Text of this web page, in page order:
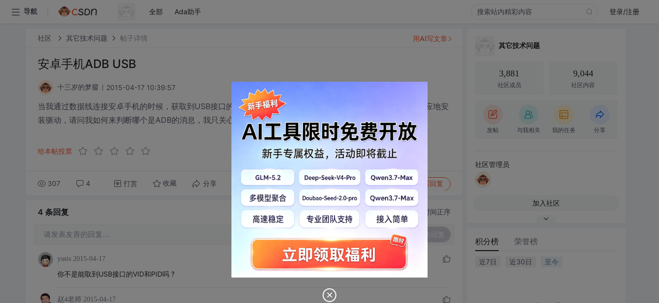
导航 全部 Ada助手 登录/注册
社区 其它技术问题 帖子详情
安卓手机ADB USB
十三岁的梦靥 2015-04-17 10:39:57
当我通过数据线连接安卓手机的时候，获取到USB接口的VID和PID，电脑都会识别USB和ADB两个接口，并会相应地安
装驱动，请问我如何来判断哪个是ADB的消息，我只关心ADB安装驱动，谢谢。
给本帖投票
307 4 打赏 收藏 分享 转发到动态 举报 写回复
用AI写文章
4 条回复 切换为时间正序
请发表友善的回复…
ysnis 2015-04-17
你不是能取到USB接口的VID和PID吗 ?
赵4老师 2015-04-17
其它技术问题
3,881
社区成员
9,044
社区内容
发帖 与我相关 我的任务 分享
社区管理员
加入社区
积分榜 荣誉榜
近7日 近30日 至今